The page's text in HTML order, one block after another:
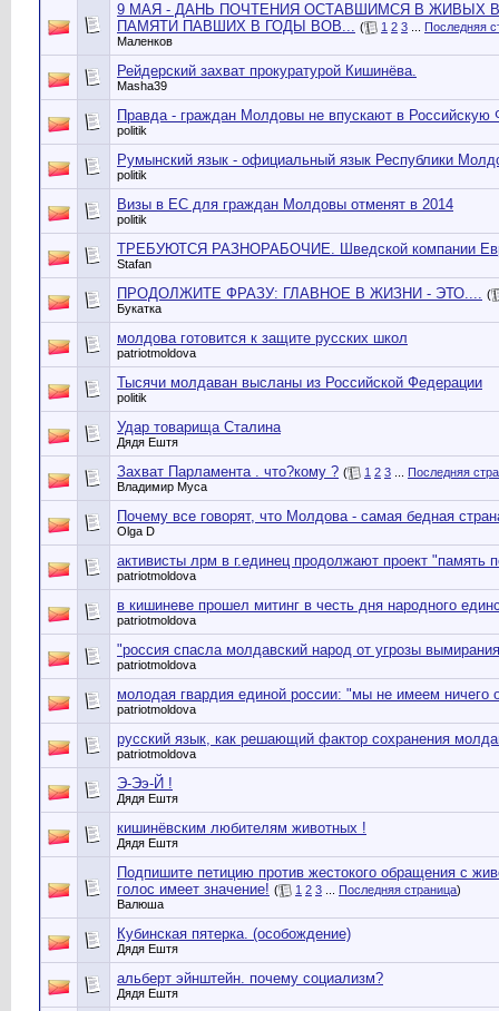
9 МАЯ - ДАНЬ ПОЧТЕНИЯ ОСТАВШИМСЯ В ЖИВЫХ
ПАМЯТИ ПАВШИХ В ГОДЫ ВОВ... ( 1 2 3
Последняя
Маленков
Рейдерский захват прокуратурой Кишинёва.
Masha39
Правда - граждан Молдовы не впускают в Российскую
politik
Румынский язык - официальный язык Республики
politik
Визы в ЕС для граждан Молдовы отменят в 2014
politik
ТРЕБУЮТСЯ РАЗНОРАБОЧИЕ. Шведской компании
Stafan
ПРОДОЛЖИТЕ ФРАЗУ: ГЛАВНОЕ В ЖИЗНИ - ЭТО.... (
Букатка
молдова готовится к защите русских школ
patriotmoldova
Тысячи молдаван высланы из Российской Федерации
politik
Удар товарища Сталина
Дядя Ештя
Захват Парламента . что?кому ? ( 1 2 3
Последняя
Владимир Муса
Почему все говорят, что Молдова - самая бедная
Olga D
активисты лрм в г.единец продолжают проект "память
patriotmoldova
в кишиневе прошел митинг в честь дня народного
patriotmoldova
"россия спасла молдавский народ от угрозы
patriotmoldova
молодая гвардия единой россии: "мы не имеем ничего
patriotmoldova
русский язык, как решающий фактор сохранения
patriotmoldova
Э-Ээ-Й !
Дядя Ештя
кишинёвским любителям животных !
Дядя Ештя
Подпишите петицию против жестокого обращения с
голос имеет значение! ( 1 2 3 Последняя страница)
Валюша
Кубинская пятерка. (особождение)
Дядя Ештя
альберт эйнштейн. почему социализм?
Дядя Ештя